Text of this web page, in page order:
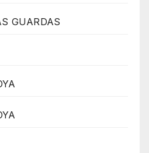
GUARDAS